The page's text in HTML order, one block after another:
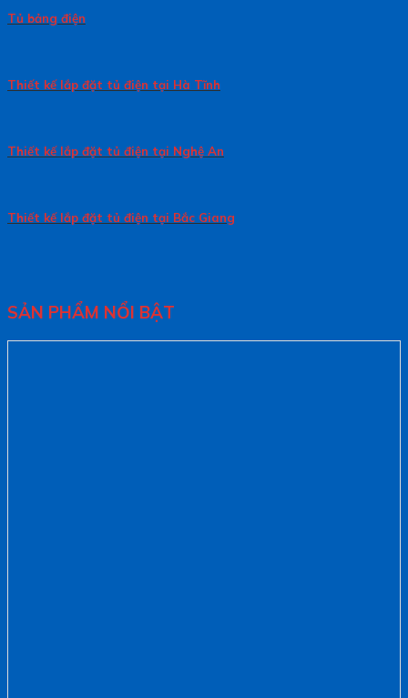
Tủ bảng điện
Thiết kế lắp đặt tủ điện tại Hà Tĩnh
Thiết kế lắp đặt tủ điện tại Nghệ An
Thiết kế lắp đặt tủ điện tại Bắc Giang
SẢN PHẨM NỔI BẬT